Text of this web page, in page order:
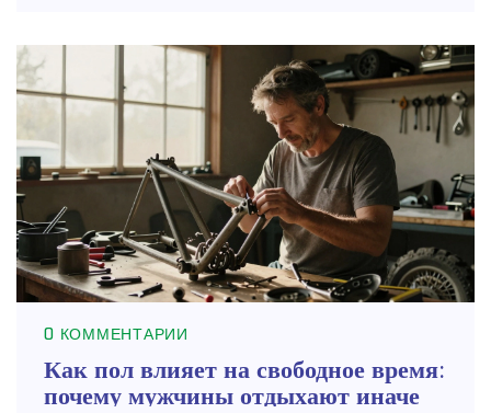
0 КОММЕНТАРИИ
Как пол влияет на свободное время:
почему мужчины отдыхают иначе